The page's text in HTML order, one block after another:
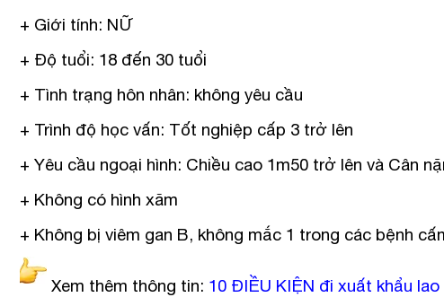
+ Giới tính: NỮ
+ Độ tuổi: 18 đến 30 tuổi
+ Tình trạng hôn nhân: không yêu cầu
+ Trình độ học vấn: Tốt nghiệp cấp 3 trở lên
+ Yêu cầu ngoại hình: Chiều cao 1m50 trở lên và Cân
+ Không có hình xăm
+ Không bị viêm gan B, không mắc 1 trong các bệnh
Xem thêm thông tin: 10 ĐIỀU KIỆN đi xuất khẩu